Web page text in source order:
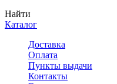
Найти
Каталог
Доставка
Оплата
Пункты выдачи
Контакты